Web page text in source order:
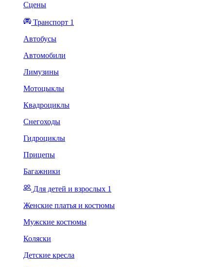
Сцены
Транспорт 1
Автобусы
Автомобили
Лимузины
Мотоцыклы
Квадроциклы
Снегоходы
Гидроциклы
Прицепы
Багажники
Для детей и взрослых 1
Женские платья и костюмы
Мужские костюмы
Коляски
Детские кресла